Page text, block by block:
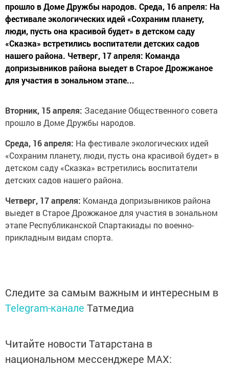
прошло в Доме Дружбы народов. Среда, 16 апреля: На
фестивале экологических идей «Сохраним планету,
люди, пусть она красивой будет» в детском саду
«Сказка» встретились воспитатели детских садов
нашего района. Четверг, 17 апреля: Команда
допризывников района выедет в Старое Дрожжаное
для участия в зональном этапе...
Вторник, 15 апреля: Заседание Общественного совета
прошло в Доме Дружбы народов.
Среда, 16 апреля: На фестивале экологических идей
«Сохраним планету, люди, пусть она красивой будет» в
детском саду «Сказка» встретились воспитатели
детских садов нашего района.
Четверг, 17 апреля: Команда допризывников района
выедет в Старое Дрожжаное для участия в зональном
этапе Республиканской Спартакиады по военно-
прикладным видам спорта.
Следите за самым важным и интересным в
Telegram-канале Татмедиа
Читайте новости Татарстана в
национальном мессенджере MАХ: